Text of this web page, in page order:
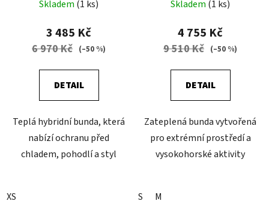
WINTER FLOWER
Skladem (1 ks)
3 485 Kč
6 970 Kč (–50 %)
DETAIL
Teplá hybridní bunda, která
nabízí ochranu před
chladem, pohodlí a styl
XS
Skladem (1 ks)
4 755 Kč
9 510 Kč (–50 %)
DETAIL
Zateplená bunda vytvořená
pro extrémní prostředí a
vysokohorské aktivity
S M